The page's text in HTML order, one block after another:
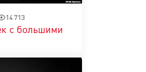
14 713
с большими